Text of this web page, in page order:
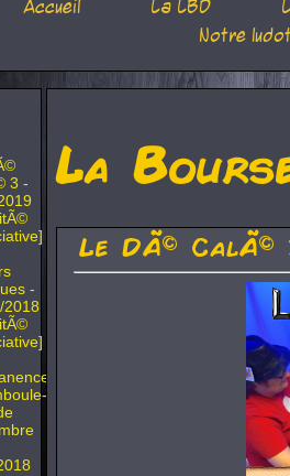
Accueil La LBD
Notre
3 -
-
2018
La
Le DÃ© CalÃ©